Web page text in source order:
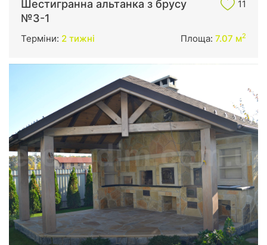
Шестигранна альтанка з брусу
№3-1
11
Терміни: 2 тижні Площа: 7.07 м2